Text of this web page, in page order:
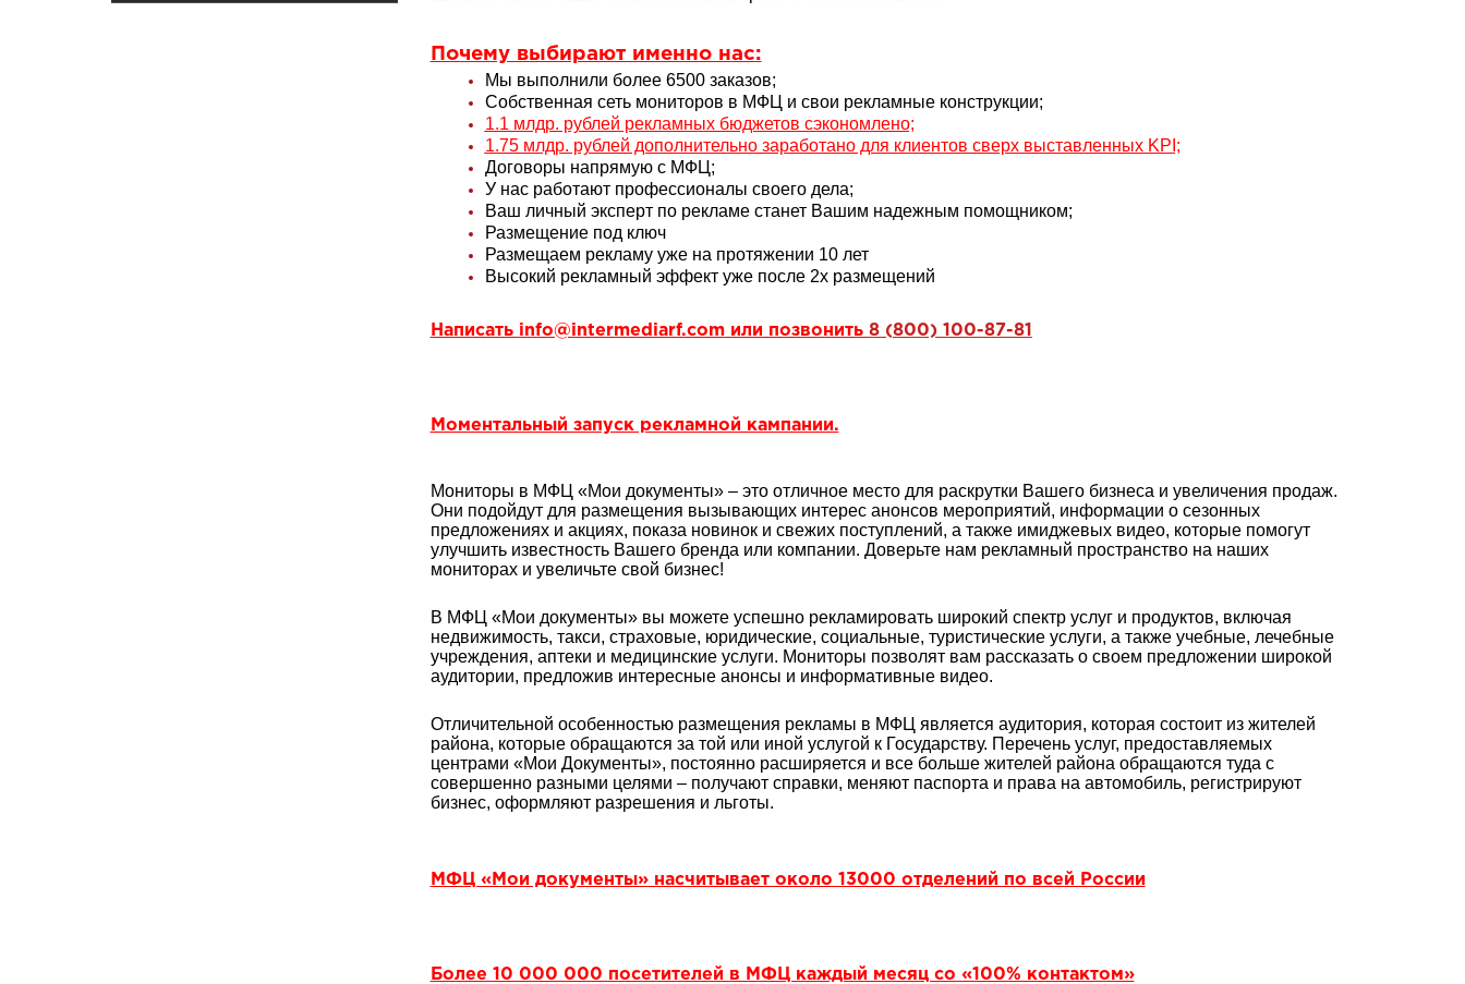
Почему выбирают именно нас:
Мы выполнили более 6500 заказов;
Собственная сеть мониторов в МФЦ и свои рекламные конструкции;
1.1 млдр. рублей рекламных бюджетов сэкономлено;
1.75 млдр. рублей дополнительно заработано для клиентов сверх выставленных KPI;
Договоры напрямую с МФЦ;
У нас работают профессионалы своего дела;
Ваш личный эксперт по рекламе станет Вашим надежным помощником;
Размещение под ключ
Размещаем рекламу уже на протяжении 10 лет
Высокий рекламный эффект уже после 2х размещений
Написать info@intermediarf.comили позвонить 8 (800) 100-87-81
Моментальный запуск рекламной кампании.
Мониторы в МФЦ «Мои документы» – это отличное место для раскрутки Вашего бизнеса и увеличения продаж.
Они подойдут для размещения вызывающих интерес анонсов мероприятий, информации о сезонных
предложениях и акциях, показа новинок и свежих поступлений, а также имиджевых видео, которые помогут
улучшить известность Вашего бренда или компании. Доверьте нам рекламный пространство на наших
мониторах и увеличьте свой бизнес!
В МФЦ «Мои документы» вы можете успешно рекламировать широкий спектр услуг и продуктов, включая
недвижимость, такси, страховые, юридические, социальные, туристические услуги, а также учебные, лечебные
учреждения, аптеки и медицинские услуги. Мониторы позволят вам рассказать о своем предложении широкой
аудитории, предложив интересные анонсы и информативные видео.
Отличительной особенностью размещения рекламы в МФЦ является аудитория, которая состоит из жителей
района, которые обращаются за той или иной услугой к Государству. Перечень услуг, предоставляемых
центрами «Мои Документы», постоянно расширяется и все больше жителей района обращаются туда с
совершенно разными целями – получают справки, меняют паспорта и права на автомобиль, регистрируют
бизнес, оформляют разрешения и льготы.
МФЦ «Мои документы» насчитывает около 13000 отделений по всей России
Более 10 000 000 посетителей в МФЦ каждый месяц со «100% контактом»